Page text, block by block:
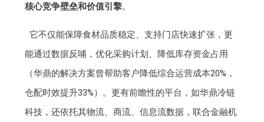
核心竞争壁垒和价值引擎。
它不仅能保障食材品质稳定、支持门店快速扩张，更
能通过数据反哺，优化采购计划、降低库存资金占用
（华鼎的解决方案曾帮助客户降低综合运营成本20%，
仓配时效提升33%）。更有前瞻性的平台，如华鼎冷链
科技，还依托其物流、商流、信息流数据，联合金融机